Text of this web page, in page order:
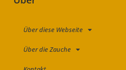
Über diese Webseite
Über die Zauche